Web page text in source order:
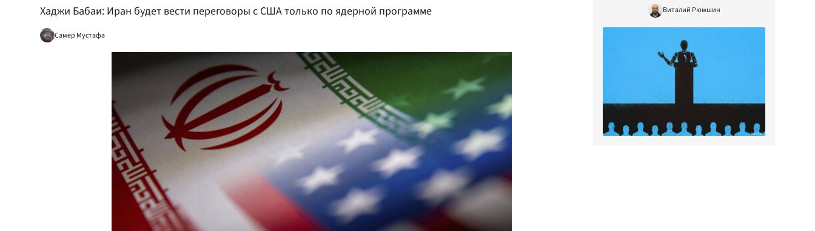
Хаджи Бабаи: Иран будет вести переговоры с США только по ядерной программе
Самер Мустафа
Виталий Рюмшин